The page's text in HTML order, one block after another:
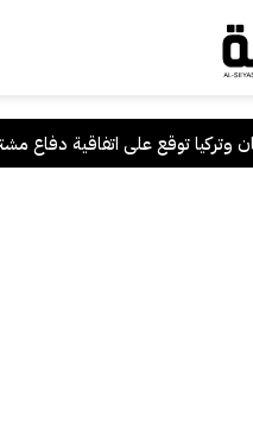
توقع على اتفاقية دفاع مشترك